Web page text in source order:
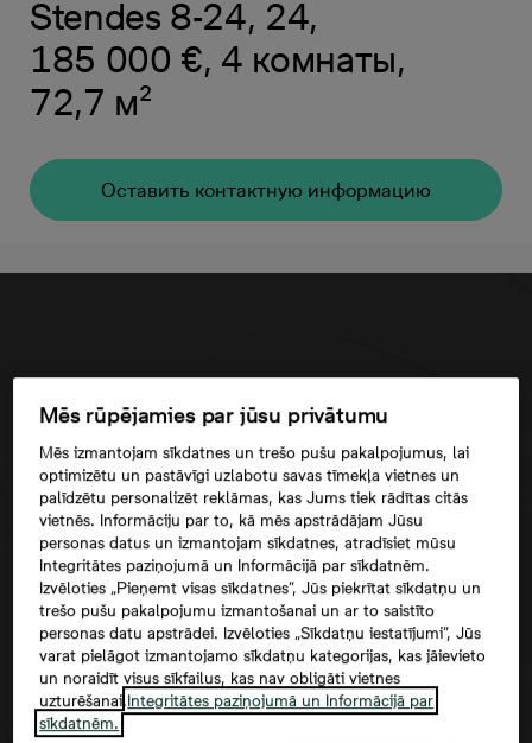
Stendes 8-24, 24,
185 000 €, 4 комнаты,
72,7 м²
Oставить контактную информацию
Согласие третьего лица
Mēs rūpējamies par jūsu privātumu
Mēs izmantojam sīkdatnes un trešo pušu pakalpojumus, lai
optimizētu un pastāvīgi uzlabotu savas tīmekļa vietnes un
palīdzētu personalizēt reklāmas, kas Jums tiek rādītas citās
vietnēs. Informāciju par to, kā mēs apstrādājam Jūsu
personas datus un izmantojam sīkdatnes, atradīsiet mūsu
Integritātes paziņojumā un Informācijā par sīkdatnēm.
Izvēloties „Pieņemt visas sīkdatnes”, Jūs piekrītat sīkdatņu un
trešo pušu pakalpojumu izmantošanai un ar to saistīto
personas datu apstrādei. Izvēloties „Sīkdatņu iestatījumi”, Jūs
varat pielāgot izmantojamo sīkdatņu kategorijas, kas jāievieto
un noraidīt visus sīkfailus, kas nav obligāti vietnes
uzturēšanai.Integritātes paziņojumā un Informācijā par
sīkdatnēm.